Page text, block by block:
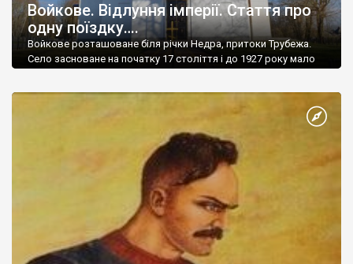
Войкове. Відлуння імперії. Стаття про
одну поїздку….
Войкове розташоване біля річки Недра, притоки Трубежа.
Село засноване на початку 17 століття і до 1927 року мало